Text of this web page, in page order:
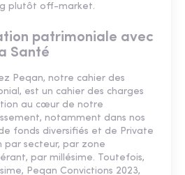
plutôt off-market.
patrimoniale avec
Santé
Peqan, notre cahier des
est un cahier des charges
au cœur de notre
notamment dans nos
fonds diversifiés et de Private
par secteur, par zone
par millésime. Toutefois,
Peqan Convictions 2023,